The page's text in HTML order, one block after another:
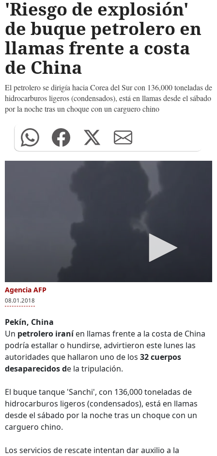
'Riesgo de explosión'
de buque petrolero en
llamas frente a costa
de China
El petrolero se dirigía hacia Corea del Sur con 136,000 toneladas de
hidrocarburos ligeros (condensados), está en llamas desde el sábado
por la noche tras un choque con un carguero chino
Agencia AFP
08.01.2018
Pekín, China
Un petrolero iraníen llamas frente a la costa de China
podría estallar o hundirse, advirtieron este lunes las
autoridades que hallaron uno de los 32 cuerpos
desaparecidos de la tripulación.
El buque tanque 'Sanchi', con 136,000 toneladas de
hidrocarburos ligeros (condensados), está en llamas
desde el sábado por la noche tras un choque con un
carguero chino.
Los servicios de rescate intentan dar auxilio a la